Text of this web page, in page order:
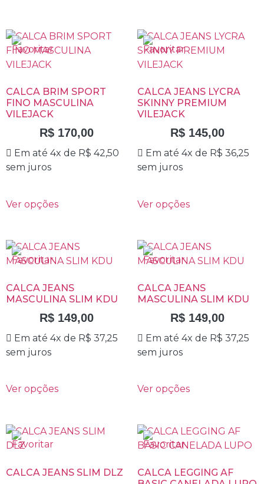
CALCA BRIM SPORT
FINO MASCULINA
VILEJACK
R$170,00
Em até 4x de R$ 42,50
sem juros
Ver opções
CALCA JEANS LYCRA
SKINNY PREMIUM
VILEJACK
R$ 145,00
Em até 4x de R$ 36,25
sem juros
Ver opções
CALCA JEANS
MASCULINA SLIM KDU
R$149,00
Em até 4x de R$ 37,25
sem juros
Ver opções
CALCA JEANS
MASCULINA SLIM KDU
R$ 149,00
Em até 4x de R$ 37,25
sem juros
Ver opções
CALCA JEANS SLIM DLZ
CALCA LEGGING AF